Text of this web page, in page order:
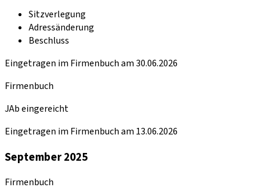
Sitzverlegung
Adressänderung
Beschluss
Eingetragen im Firmenbuch am 30.06.2026
Firmenbuch
JAb eingereicht
Eingetragen im Firmenbuch am 13.06.2026
September 2025
Firmenbuch